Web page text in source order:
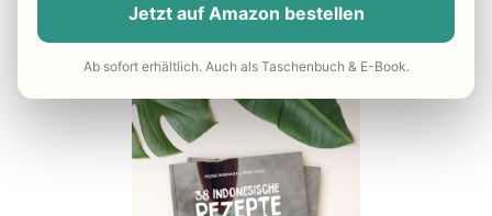
Jetzt auf Amazon bestellen
Ab sofort erhältlich. Auch als Taschenbuch & E-Book.